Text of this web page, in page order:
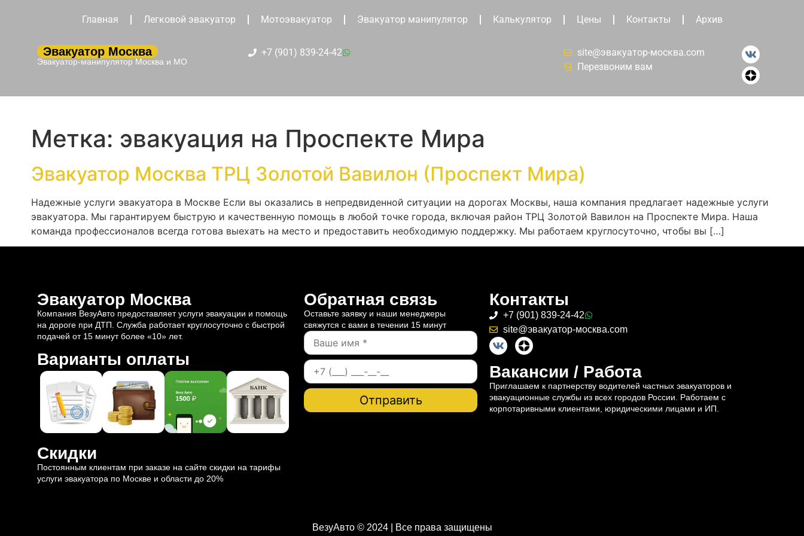
Главная Легковой эвакуатор Мотоэвакуатор Эвакуатор манипулятор Калькулятор Цены Контакты Архив
Эвакуатор Москва
Эвакуатор-манипулятор Москва и МО
+7 (901) 839-24-42
site@эвакуатор-москва.com
Перезвоним вам
Метка: эвакуация на Проспекте Мира
Эвакуатор Москва ТРЦ Золотой Вавилон (Проспект Мира)
Надежные услуги эвакуатора в Москве Если вы оказались в непредвиденной ситуации на дорогах Москвы, наша компания предлагает надежные услуги
эвакуатора. Мы гарантируем быструю и качественную помощь в любой точке города, включая район ТРЦ Золотой Вавилон на Проспекте Мира. Наша
команда профессионалов всегда готова выехать на место и предоставить необходимую поддержку. Мы работаем круглосуточно, чтобы вы […]
Эвакуатор Москва
Компания ВезуАвто предоставляет услуги эвакуации и помощь
на дороге при ДТП. Служба работает круглосуточно с быстрой
подачей от 15 минут более «10» лет.
Варианты оплаты
Скидки
Постоянным клиентам при заказе на сайте скидки на тарифы
услуги эвакуатора по Москве и области до 20%
Обратная связь
Оставьте заявку и наши менеджеры
свяжутся с вами в течении 15 минут
Контакты
+7 (901) 839-24-42
site@эвакуатор-москва.com
Вакансии / Работа
Приглашаем к партнерству водителей частных эвакуаторов и
эвакуационные службы из всех городов России. Работаем с
корпотаривными клиентами, юридическими лицами и ИП.
ВезуАвто © 2024 | Все права защищены